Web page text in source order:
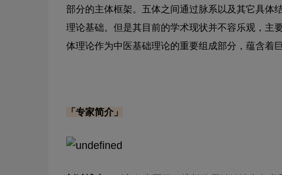
部分的主体框架。五体之间通过脉系以及其它具体
理论基础。但是其目前的学术现状并不容乐观，主
体理论作为中医基础理论的重要组成部分，蕴含着
「专家简介」